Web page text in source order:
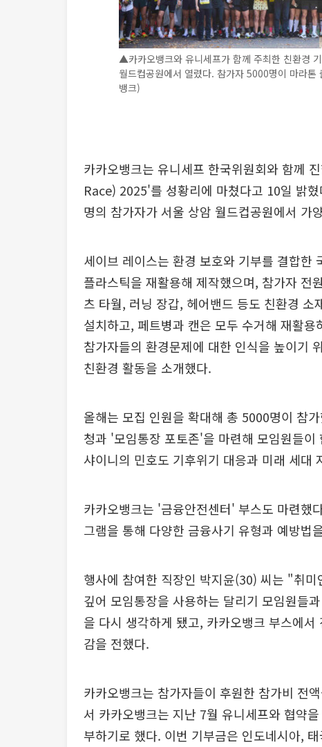
▲카카오뱅크와 유니세프가 함께 주최한 친환경
월드컵공원에서 열렸다. 참가자 5000명이 마라
뱅크)
카카오뱅크는 유니세프 한국위원회와 함께
Race) 2025'를 성황리에 마쳤다고 10일 밝
명의 참가자가 서울 상암 월드컵공원에서
세이브 레이스는 환경 보호와 기부를 결합한
플라스틱을 재활용해 제작했으며, 참가자 전
츠 타월, 러닝 장갑, 헤어밴드 등도 친환경
설치하고, 페트병과 캔은 모두 수거해 재활
참가자들의 환경문제에 대한 인식을 높이기
친환경 활동을 소개했다.
올해는 모집 인원을 확대해 총 5000명이 참
청과 '모임통장 포토존'을 마련해 모임원들
샤이니의 민호도 기후위기 대응과 미래 세대
카카오뱅크는 '금융안전센터' 부스도 마련했
그램을 통해 다양한 금융사기 유형과 예방법
행사에 참여한 직장인 박지윤(30) 씨는 "취
깊어 모임통장을 사용하는 달리기 모임원들
을 다시 생각하게 됐고, 카카오뱅크 부스에
감을 전했다.
카카오뱅크는 참가자들이 후원한 참가비 전
서 카카오뱅크는 지난 7월 유니세프와 협약
부하기로 했다. 이번 기부금은 인도네시아,